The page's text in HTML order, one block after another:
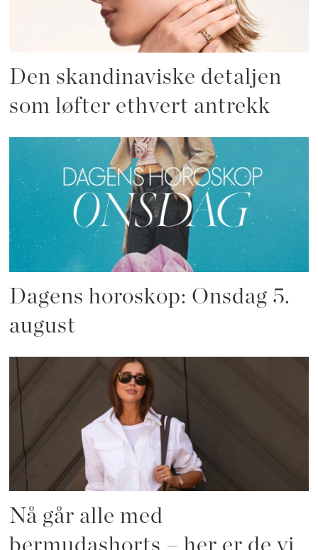
Den skandinaviske detaljen
som løfter ethvert antrekk
Dagens horoskop: Onsdag 5.
august
Nå går alle med
bermudashorts – her er de vi